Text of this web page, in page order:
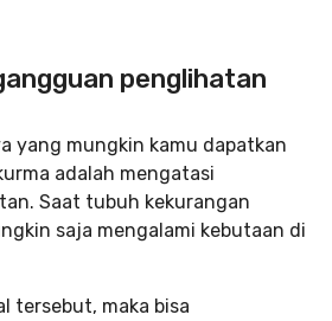
penglihatan
yang mungkin kamu dapatkan
adalah mengatasi
Saat tubuh kekurangan
saja mengalami kebutaan di
tersebut, maka bisa